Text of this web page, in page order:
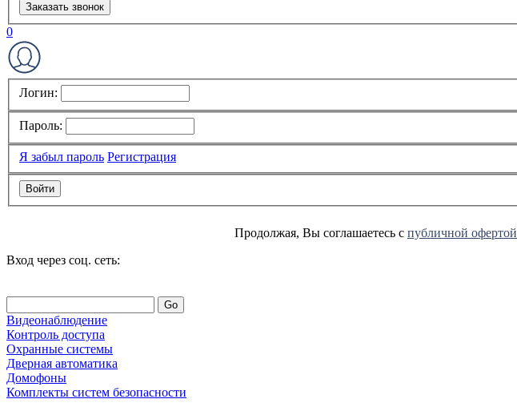
Заказать звонок
0
Логин:
Пароль:
Я забыл пароль Регистрация
Продолжая, Вы соглашаетесь с публичной офертой
Вход через соц. сеть:
Go
Видеонаблюдение
Контроль доступа
Охранные системы
Дверная автоматика
Домофоны
Комплекты систем безопасности